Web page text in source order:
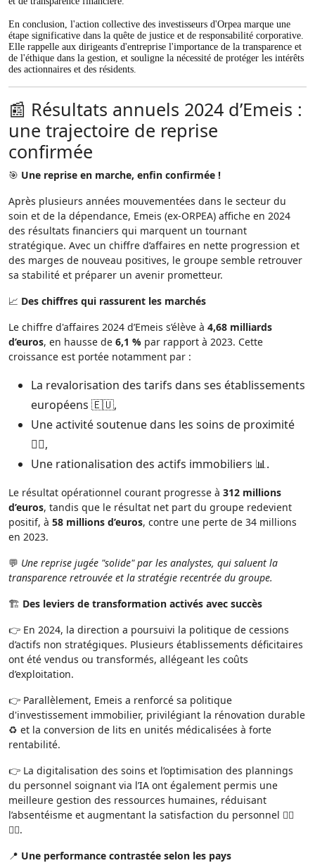
En conclusion, l'action collective des investisseurs d'Orpea marque une
étape significative dans la quête de justice et de responsabilité corporative.
Elle rappelle aux dirigeants d'entreprise l'importance de la transparence et
de l'éthique dans la gestion, et souligne la nécessité de protéger les intérêts
des actionnaires et des résidents.
📰 Résultats annuels 2024 d’Emeis :
une trajectoire de reprise
confirmée
🎯 Une reprise en marche, enfin confirmée !
Après plusieurs années mouvementées dans le secteur du
soin et de la dépendance, Emeis (ex-ORPEA) affiche en 2024
des résultats financiers qui marquent un tournant
stratégique. Avec un chiffre d’affaires en nette progression et
des marges de nouveau positives, le groupe semble retrouver
sa stabilité et préparer un avenir prometteur.
📈 Des chiffres qui rassurent les marchés
Le chiffre d'affaires 2024 d’Emeis s’élève à 4,68 milliards
d’euros, en hausse de 6,1 % par rapport à 2023. Cette
croissance est portée notamment par :
La revalorisation des tarifs dans ses établissements
européens 🇪🇺,
Une activité soutenue dans les soins de proximité
👩‍⚕️,
Une rationalisation des actifs immobiliers 📊.
Le résultat opérationnel courant progresse à 312 millions
d’euros, tandis que le résultat net part du groupe redevient
positif, à 58 millions d’euros, contre une perte de 34 millions
en 2023.
💬 Une reprise jugée "solide" par les analystes, qui saluent la
transparence retrouvée et la stratégie recentrée du groupe.
🏗️ Des leviers de transformation activés avec succès
👉 En 2024, la direction a poursuivi la politique de cessions
d’actifs non stratégiques. Plusieurs établissements déficitaires
ont été vendus ou transformés, allégeant les coûts
d’exploitation.
👉 Parallèlement, Emeis a renforcé sa politique
d'investissement immobilier, privilégiant la rénovation durable
♻️ et la conversion de lits en unités médicalisées à forte
rentabilité.
👉 La digitalisation des soins et l’optimisation des plannings
du personnel soignant via l’IA ont également permis une
meilleure gestion des ressources humaines, réduisant
l’absentéisme et augmentant la satisfaction du personnel 👨‍⚕️
👩‍⚕️.
📍 Une performance contrastée selon les pays